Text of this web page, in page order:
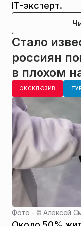
IT-эксперт.
Стало
россиян
в плохом
ЭКСКЛЮЗИВ
Фото - ©Алексей